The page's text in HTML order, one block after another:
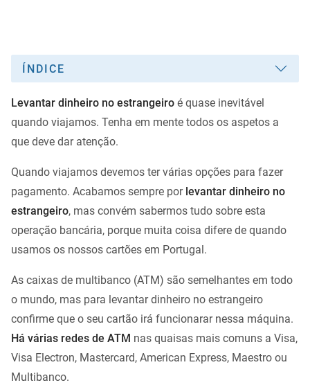
ÍNDICE
Levantar dinheiro no estrangeiro é quase inevitável
quando viajamos. Tenha em mente todos os aspetos a
que deve dar atenção.
Quando viajamos devemos ter várias opções para fazer
pagamento. Acabamos sempre porlevantar dinheiro no
estrangeiro, mas convém sabermos tudo sobre esta
operação bancária, porque muita coisa difere de quando
usamos os nossos cartões em Portugal.
As caixas de multibanco (ATM) são semelhantes em todo
o mundo, mas para levantar dinheiro no estrangeiro
confirme que o seu cartão irá funcionarar nessa máquina.
Há várias redes de ATM nas quaisas mais comuns a Visa,
Visa Electron, Mastercard, American Express, Maestro ou
Multibanco.